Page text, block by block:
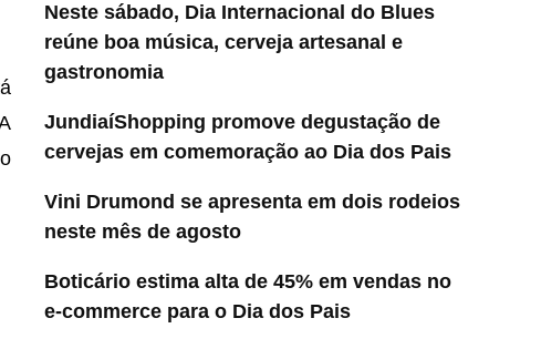
Neste sábado, Dia Internacional do Blues
reúne boa música, cerveja artesanal e
gastronomia
JundiaíShopping promove degustação de
cervejas em comemoração ao Dia dos Pais
Vini Drumond se apresenta em dois rodeios
neste mês de agosto
Boticário estima alta de 45% em vendas no
e-commerce para o Dia dos Pais